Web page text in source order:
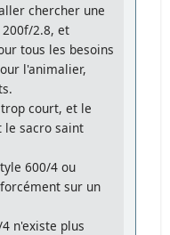
chercher une
2.8, et
tous les besoins
l'animalier,
court, et le
le sacro saint
600/4 ou
sur un
n'existe plus